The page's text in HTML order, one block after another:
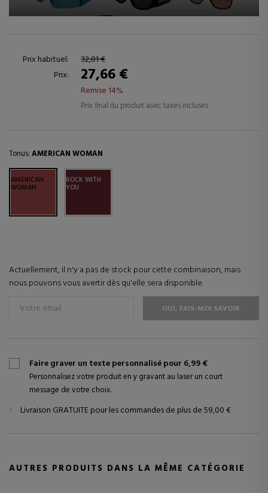
Prix habituel:
32,01 €
Prix:
27,66 €
Remise 14%
Prix final du produit avec taxes incluses
Tonus: AMERICAN WOMAN
AMERICAN
WOMAN
ROCK WITH
YOU
Actuellement, il n'y a pas de stock pour cette combinaison, mais
nous pouvons vous avertir dès qu'elle sera disponible.
OUI, FAIS-MOI SAVOIR
Faire graver un texte personnalisé pour 6,99 €
Personnalisez votre produit en y gravant au laser un court
message de votre choix.
Livraison GRATUITE pour les commandes de plus de 59,00 €
AUTRES PRODUITS DANS LA MÊME CATÉGORIE